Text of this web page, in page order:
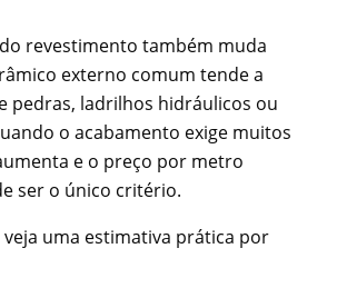
revestimento também muda
externo comum tende a
pedras, ladrilhos hidráulicos ou
o acabamento exige muitos
e o preço por metro
ser o único critério.
veja uma estimativa prática por